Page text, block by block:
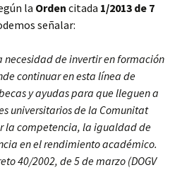
la Orden citada 1/2013 de 7
señalar:
necesidad de invertir en formación
continuar en esta línea de
y ayudas para que lleguen a
universitarios de la Comunitat
la competencia, la igualdad de
en el rendimiento académico.
40/2002, de 5 de marzo (DOGV